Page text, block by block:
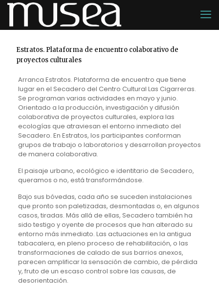
Estratos. Plataforma de encuentro colaborativo de
proyectos culturales
Arranca Estratos. Plataforma de encuentro que tiene
lugar en el Secadero del Centro Cultural Las Cigarreras.
Se programan varias actividades en mayo y junio.
Orientado a la producción, investigación y difusión
colaborativa de proyectos culturales, explora las
ecologías que atraviesan el entorno inmediato del
Secadero. En Estratos, los participantes conforman
grupos de trabajo o laboratorios y desarrollan proyectos
de manera colaborativa.
El paisaje urbano, ecológico e identitario de Secadero,
queramos o no, está transformándose.
Bajo sus bóvedas, cada año se suceden instalaciones
que pronto son paletizadas, desmontadas o, en algunos
casos, tiradas. Más allá de ellas, Secadero también ha
sido testigo y oyente de procesos que han alterado su
entorno más inmediato. Las actuaciones en la antigua
tabacalera, en pleno proceso de rehabilitación, o las
transformaciones de calado de sus barrios anexos,
parecen amplificar la sensación de cambio, de pérdida
y, fruto de un escaso control sobre las causas, de
desorientación.